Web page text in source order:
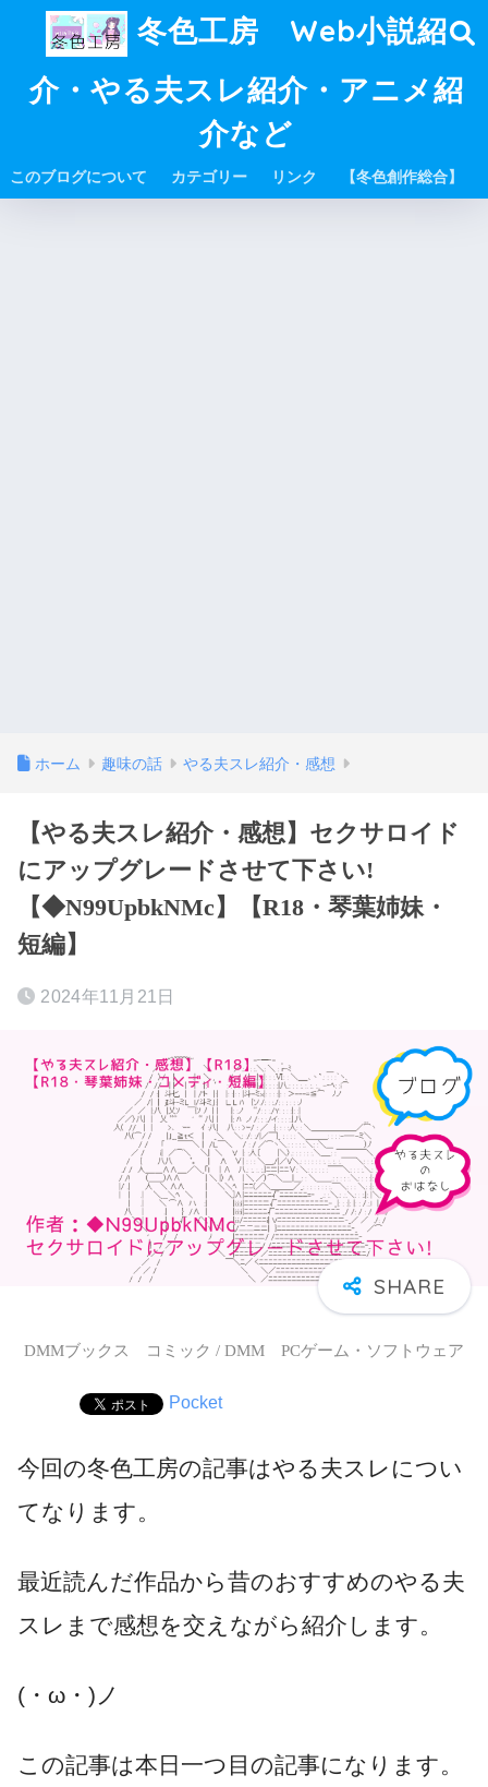
冬色工房 Web小説紹
介・やる夫スレ紹介・アニメ紹
介など
このブログについて カテゴリー リンク 【冬色創作総合】
ホーム 趣味の話 やる夫スレ紹介・感想
【やる夫スレ紹介・感想】セクサロイド
にアップグレードさせて下さい!
【◆N99UpbkNMc】【R18・琴葉姉妹・
短編】
2024年11月21日
DMMブックス コミック / DMM PCゲーム・ソフトウェア
Pocket
今回の冬色工房の記事はやる夫スレについ
てなります。
最近読んだ作品から昔のおすすめのやる夫
スレまで感想を交えながら紹介します。
(・ω・)ノ
この記事は本日一つ目の記事になります。